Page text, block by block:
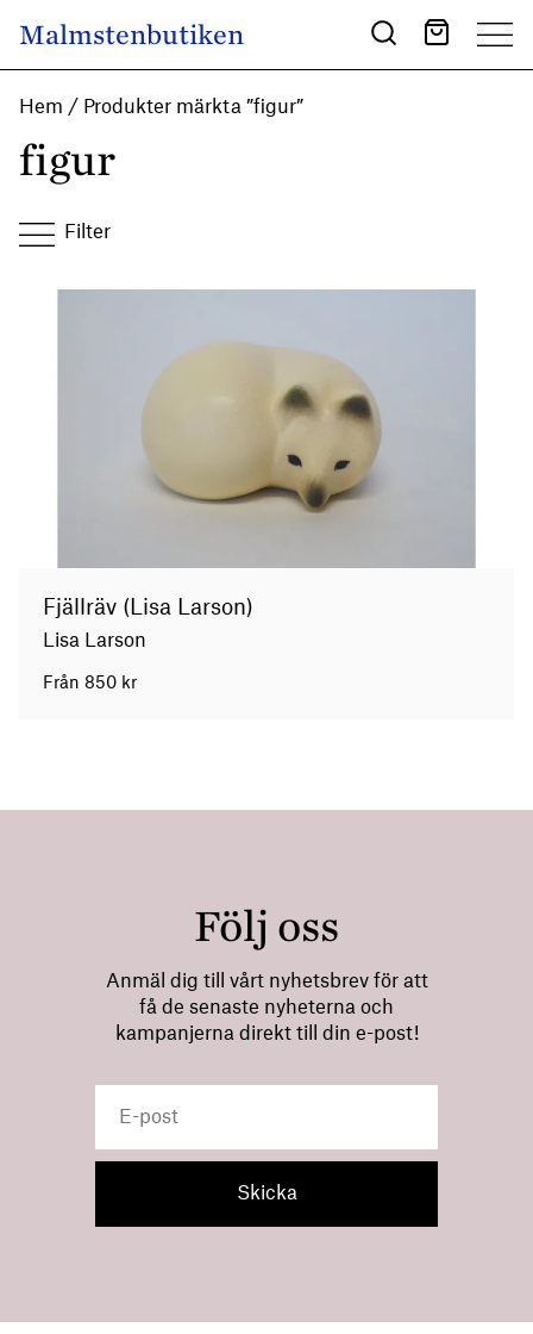
Main Navigation
Malmstenbutiken
Hem / Produkter märkta ”figur”
figur
Filter
Fjällräv (Lisa Larson)
Lisa Larson
Från 850 kr
Följ oss
Anmäl dig till vårt nyhetsbrev för att
få de senaste nyheterna och
kampanjerna direkt till din e-post!